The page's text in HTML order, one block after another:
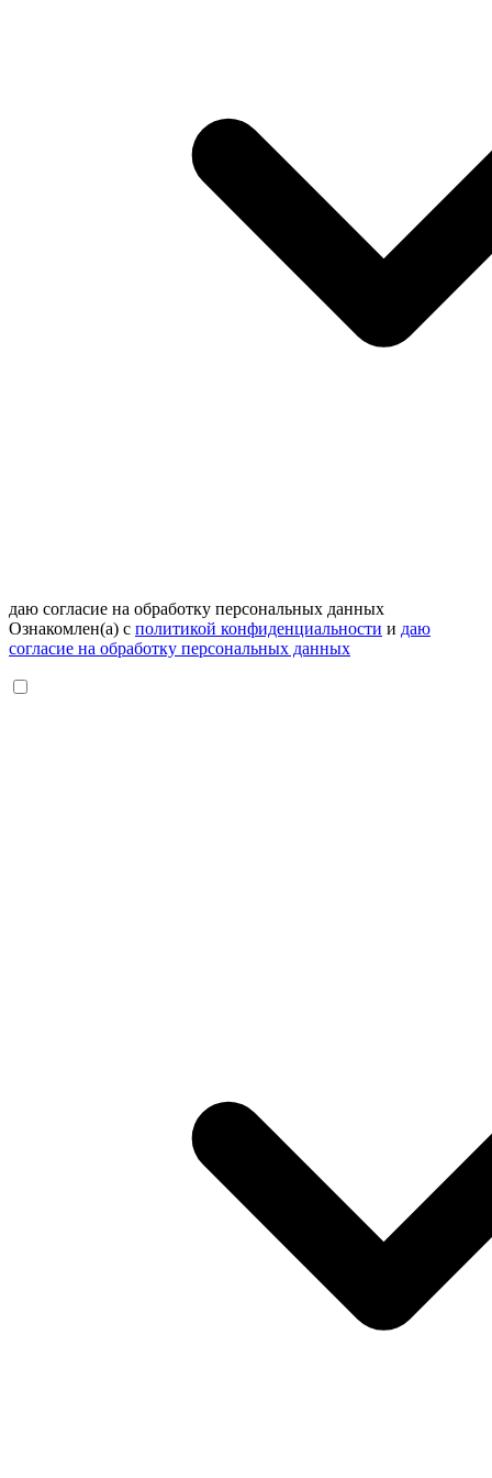
даю согласие на обработку персональных данных
Ознакомлен(а) с политикой конфиденциальности и даю
согласие на обработку персональных данных